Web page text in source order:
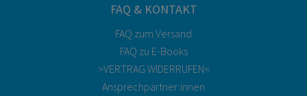
FAQ & KONTAKT
FAQ zum Versand
FAQ zu E-Books
>VERTRAG WIDERRUFEN<
Ansprechpartner:innen